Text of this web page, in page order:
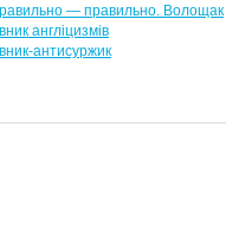
— правильно. Волощак
англіцизмів
антисуржик